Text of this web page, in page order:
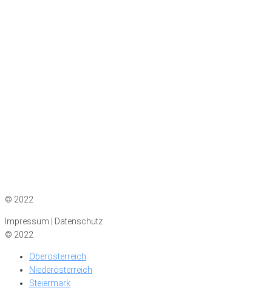
© 2022
Impressum | Datenschutz
© 2022
Oberösterreich
Niederösterreich
Steiermark